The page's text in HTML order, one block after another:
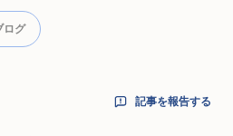
ログ
記事を報告する